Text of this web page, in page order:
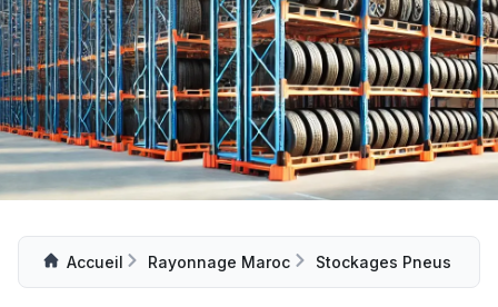
Accueil Rayonnage Maroc Stockages Pneus